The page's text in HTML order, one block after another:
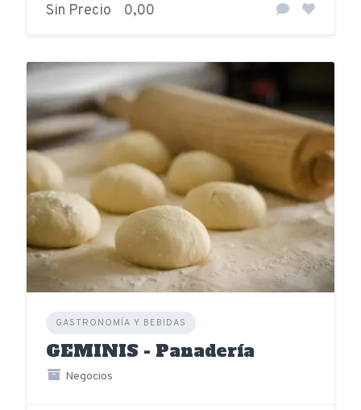
Sin Precio 0,00
GASTRONOMÍA Y BEBIDAS
GEMINIS - Panadería
Negocios